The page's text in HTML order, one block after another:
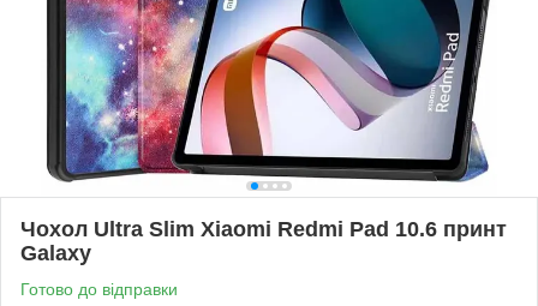
Чохол Ultra Slim Xiaomi Redmi Pad 10.6 принт
Galaxy
Готово до відправки